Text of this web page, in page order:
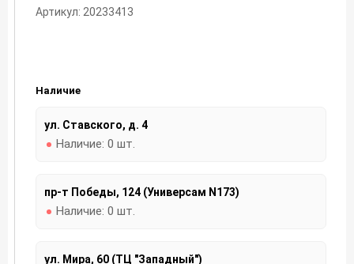
Артикул: 20233413
Наличие
ул. Ставского, д. 4
Наличие: 0 шт.
пр-т Победы, 124 (Универсам N173)
Наличие: 0 шт.
ул. Мира, 60 (ТЦ "Западный")